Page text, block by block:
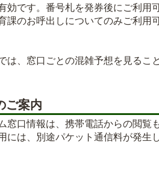
です。番号札を発券後にご利用
のお呼出しについてのみご利用可
、窓口ごとの混雑予想を見るこ
ご案内
窓口情報は、携帯電話からの閲覧
は、別途パケット通信料が発生し